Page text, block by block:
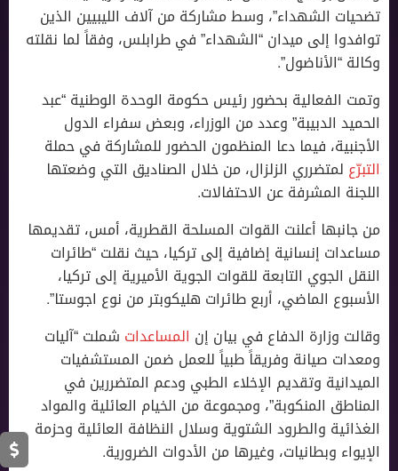
تضحيات الشهداء”، وسط مشاركة من آلاف الليبيين الذين
توافدوا إلى ميدان “الشهداء” في طرابلس، وفقاً لما نقلته
وكالة “اﻷناضول”.
وتمت الفعالية بحضور رئيس حكومة الوحدة الوطنية “عبد
الحميد الدبيبة” وعدد من الوزراء، وبعض سفراء الدول
الأجنبية، فيما دعا المنظمون الحضور للمشاركة في حملة
التبرّع لمتضرري الزلزال، من خلال الصناديق التي وضعتها
اللجنة المشرفة عن الاحتفالات.
من جانبها أعلنت القوات المسلحة القطرية، أمس، تقديمها
مساعدات إنسانية إضافية إلى تركيا، حيث نقلت “طائرات
النقل الجوي التابعة للقوات الجوية الأميرية إلى تركيا،
الأسبوع الماضي، أربع طائرات هليكوبتر من نوع اجوستا”.
وقالت وزارة الدفاع في بيان إن المساعدات شملت “آليات
ومعدات صيانة وفريقاً طبياً للعمل ضمن المستشفيات
الميدانية وتقديم الإخلاء الطبي ودعم المتضررين في
المناطق المنكوبة”، ومجموعة من الخيام العائلية والمواد
الغذائية والطرود الشتوية وسلال النظافة العائلية وحزمة
الإيواء وبطانيات، وغيرها من الأدوات الضرورية.